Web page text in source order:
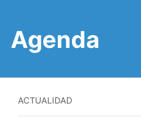
Agenda
ACTUALIDAD